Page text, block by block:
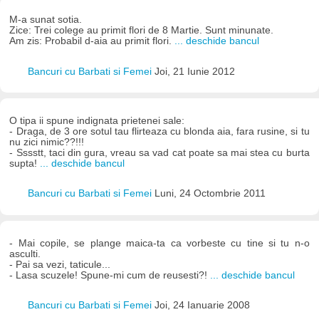
M-a sunat sotia.
Zice: Trei colege au primit flori de 8 Martie. Sunt minunate.
Am zis: Probabil d-aia au primit flori. ... deschide bancul
Bancuri cu Barbati si Femei Joi, 21 Iunie 2012
O tipa ii spune indignata prietenei sale:
- Draga, de 3 ore sotul tau flirteaza cu blonda aia, fara rusine, si tu
nu zici nimic??!!!
- Sssstt, taci din gura, vreau sa vad cat poate sa mai stea cu burta
supta! ... deschide bancul
Bancuri cu Barbati si Femei Luni, 24 Octombrie 2011
- Mai copile, se plange maica-ta ca vorbeste cu tine si tu n-o
asculti.
- Pai sa vezi, taticule...
- Lasa scuzele! Spune-mi cum de reusesti?!
... deschide bancul
Bancuri cu Barbati si Femei Joi, 24 Ianuarie 2008